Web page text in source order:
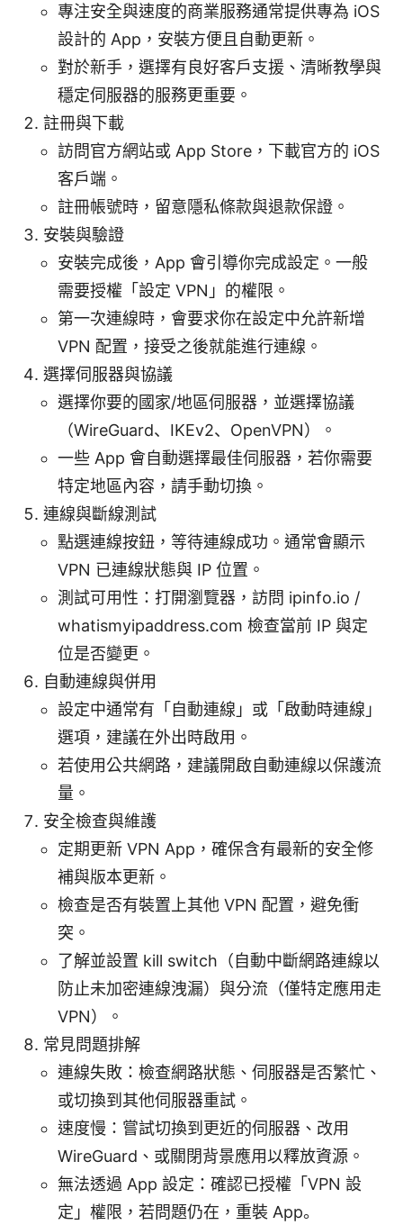
專注安全與速度的商業服務通常提供專為 iOS
設計的 App，安裝方便且自動更新。
對於新手，選擇有良好客戶支援、清晰教學與
穩定伺服器的服務更重要。
註冊與下載
訪問官方網站或 App Store，下載官方的 iOS
客戶端。
註冊帳號時，留意隱私條款與退款保證。
安裝與驗證
安裝完成後，App 會引導你完成設定。一般
需要授權「設定 VPN」的權限。
第一次連線時，會要求你在設定中允許新增
VPN 配置，接受之後就能進行連線。
選擇伺服器與協議
選擇你要的國家/地區伺服器，並選擇協議
（WireGuard、IKEv2、OpenVPN）。
一些 App 會自動選擇最佳伺服器，若你需要
特定地區內容，請手動切換。
連線與斷線測試
點選連線按鈕，等待連線成功。通常會顯示
VPN 已連線狀態與 IP 位置。
測試可用性：打開瀏覽器，訪問 ipinfo.io /
whatismyipaddress.com 檢查當前 IP 與定
位是否變更。
自動連線與併用
設定中通常有「自動連線」或「啟動時連線」
選項，建議在外出時啟用。
若使用公共網路，建議開啟自動連線以保護流
量。
安全檢查與維護
定期更新 VPN App，確保含有最新的安全修
補與版本更新。
檢查是否有裝置上其他 VPN 配置，避免衝
突。
了解並設置 kill switch（自動中斷網路連線以
防止未加密連線洩漏）與分流（僅特定應用走
VPN）。
常見問題排解
連線失敗：檢查網路狀態、伺服器是否繁忙、
或切換到其他伺服器重試。
速度慢：嘗試切換到更近的伺服器、改用
WireGuard、或關閉背景應用以釋放資源。
無法透過 App 設定：確認已授權「VPN 設
定」權限，若問題仍在，重裝 App。